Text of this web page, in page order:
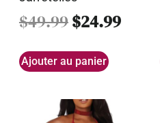
$49.99$24.99
Ajouter au panier